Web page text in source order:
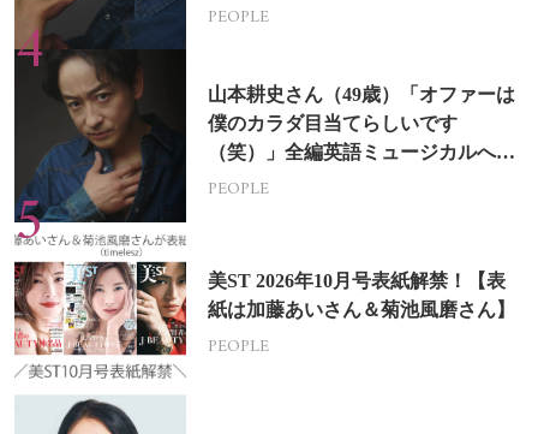
PEOPLE
山本耕史さん（49歳）「オファーは
僕のカラダ目当てらしいです
（笑）」全編英語ミュージカルへの
挑戦
PEOPLE
美ST 2026年10月号表紙解禁！【表
紙は加藤あいさん＆菊池風磨さん】
PEOPLE